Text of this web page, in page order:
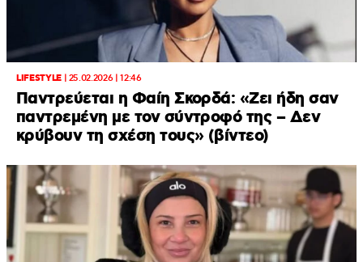
LIFESTYLE| 25.02.2026 | 12:46
Παντρεύεται η Φαίη Σκορδά: «Ζει ήδη σαν
παντρεμένη με τον σύντροφό της – Δεν
κρύβουν τη σχέση τους» (βίντεο)